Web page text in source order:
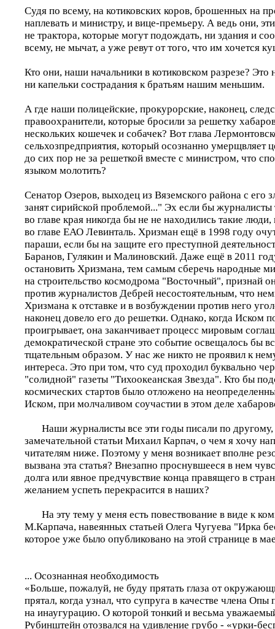
Судя по всему, на котиковских коров, брошенных на
наплевать и министру, и вице-премьеру. А ведь они,
не трактора, которые могут подождать, ни здания и
всему, не мычат, а уже ревут от того, что им хочется
Кто они, наши начальники в котиковском разрезе? Это
ни капельки сострадания к братьям нашим меньшим.
А где наши полицейские, прокурорские, наконец,
правоохранители, которые бросили за решетку
нескольких кошечек и собачек? Вот глава
сельхозпредприятия, который осознанно умерщвляет
до сих пор не за решеткой вместе с министром, что
языком молотить?
Сенатор Озеров, выходец из Вяземского района с его
занят сирийской проблемой..." Эх если бы журналисты
во главе края никогда бы не не находились такие
во главе ЕАО Левинталь. Хризман ещё в 1998 году
параши, если бы на защите его преступной
Баранов, Гулякин и Малиновский. Даже ещё в 2011
остановить Хризмана, тем самым сберечь народные
на строительство космодрома "Восточный", признай
против журналистов Дебрей несостоятельным, что
Хризмана к отставке и в возбуждении против него
наконец довело его до решетки. Однако, когда Иском
проигрывает, она заканчивает процесс мировым
демократической стране это событие освещалось
тщательным образом. У нас же никто не проявил к
интереса. Это при том, что суд проходил буквально
"солидной" газеты "Тихоокеанская Звезда". Кто бы
космических стартов было отложено на
Иском, при молчаливом соучастии в этом деле
Наши журналисты все эти годы писали по другому,
замечательной статьи Михаил Карпач, о чем я хочу
читателям ниже. Поэтому у меня возникает вполне
вызвана эта статья? Внезапно проснувшееся в нем
долга или явное предчувствие конца правящего в
желанием успеть перекрасится в наших?
На эту тему у меня есть повествование в виде к
М.Карпача, навеянных статьей Олега Чугуева "Ирка
которое уже было опубликовано на этой странице в
... Осознанная необходимость
«Больше, пожалуй, не буду прятать глаза от
прятал, когда узнал, что супруга в качестве члена
на инаугурацию. О которой тонкий и весьма
Рубинштейн отозвался на удивление грубо - «урки-